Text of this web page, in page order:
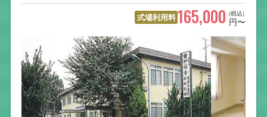
式場利用料 (税込)
165,000 円〜